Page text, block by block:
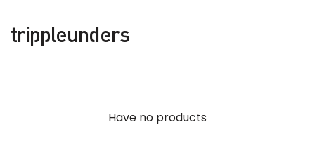
trippleunders
Have no products